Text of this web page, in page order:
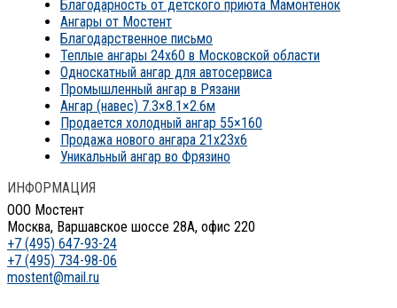
Благодарность от детского приюта Мамонтенок
Ангары от Мостент
Благодарственное письмо
Теплые ангары 24х60 в Московской области
Односкатный ангар для автосервиса
Промышленный ангар в Рязани
Ангар (навес) 7.3×8.1×2.6м
Продается холодный ангар 55×160
Продажа нового ангара 21x23x6
Уникальный ангар во Фрязино
ИНФОРМАЦИЯ
ООО Мостент
Москва, Варшавское шоссе 28А, офис 220
+7 (495) 647-93-24
+7 (495) 734-98-06
mostent@mail.ru